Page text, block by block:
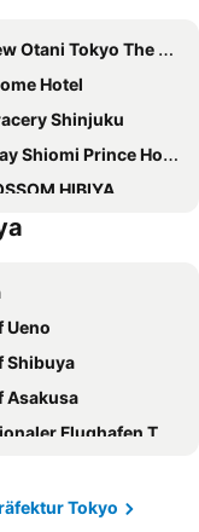
Otani Tokyo The Main
Hotel
Shinjuku
Shiomi Prince Hotel
HIBIYA
Shinjuku
Shibuya
by THE SHARE HOTELS
shibuya
Ryogoku Ekimae Tower
Edmont Tokyo
Tokyo
Ueno
Shibuya
Asakusa
Flughafen Tokio-Haneda
Tokyo